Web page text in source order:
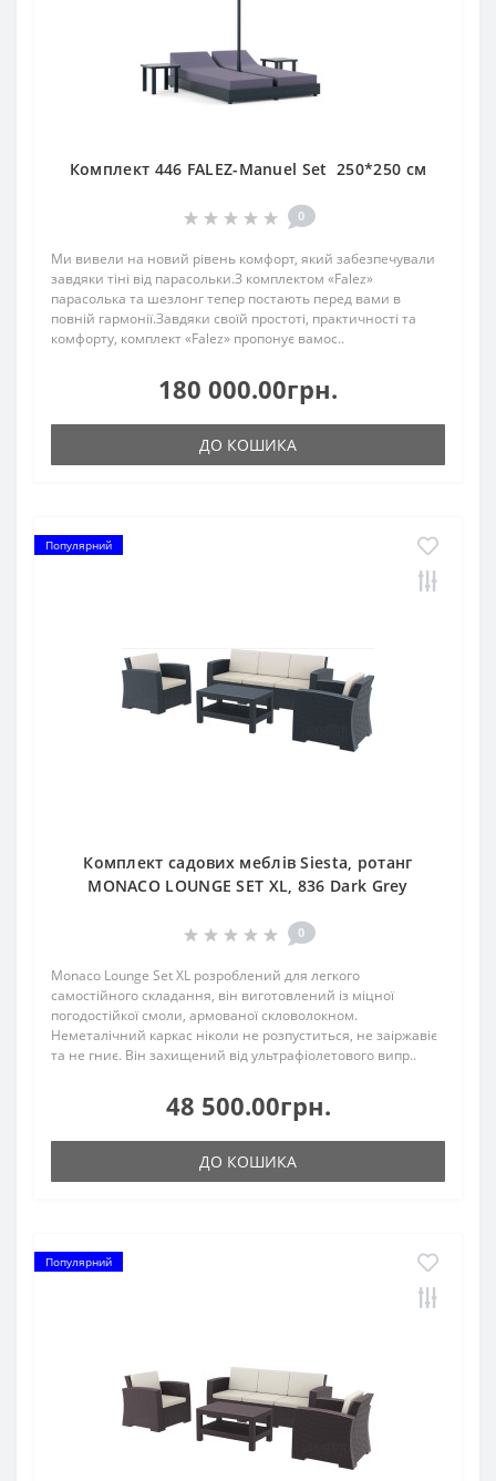
Комплект 446 FALEZ-Manuel Set 250*250 см
0
Ми вивели на новий рівень комфорт, який забезпечували
завдяки тіні від парасольки.З комплектом «Falez»
парасолька та шезлонг тепер постають перед вами в
повній гармонії.Завдяки своїй простоті, практичності та
комфорту, комплект «Falez» пропонує вамос..
180 000.00грн.
ДО КОШИКА
Популярний
Комплект садових меблів Siesta, ротанг
MONACO LOUNGE SET XL, 836 Dark Grey
0
Monaco Lounge Set XL розроблений для легкого
самостійного складання, він виготовлений із міцної
погодостійкої смоли, армованої скловолокном.
Неметалічний каркас ніколи не розпуститься, не заіржавіє
та не гниє. Він захищений від ультрафіолетового випр..
48 500.00грн.
ДО КОШИКА
Популярний